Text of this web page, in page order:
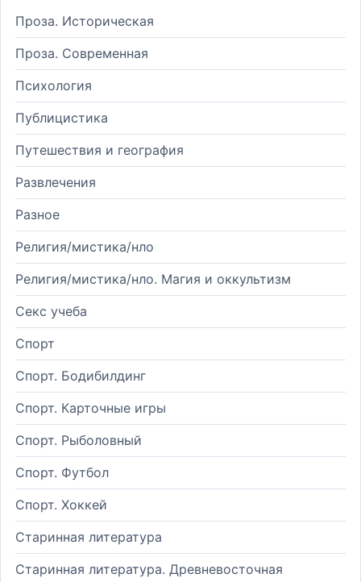
Проза. Историческая
Проза. Современная
Психология
Публицистика
Путешествия и география
Развлечения
Разное
Религия/мистика/нло
Религия/мистика/нло. Магия и оккультизм
Секс учеба
Спорт
Спорт. Бодибилдинг
Спорт. Карточные игры
Спорт. Рыболовный
Спорт. Футбол
Спорт. Хоккей
Старинная литература
Старинная литература. Древневосточная